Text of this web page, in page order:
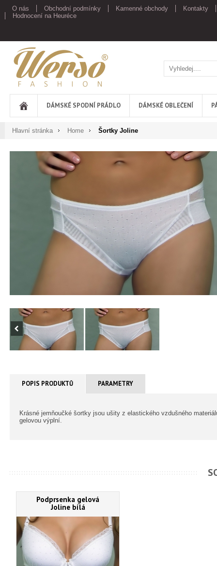
O nás Obchodní podmínky Kamenné obchody
Kontakty
Hodnocení na Heuréce
Werso
DÁMSKÉ SPODNÍ PRÁDLO DÁMSKÉ OBLEČENÍ
Hlavní stránka Home Šortky Joline
POPIS PRODUKTŮ PARAMETRY
Krásné jemňoučké šortky jsou ušity z elastického vzdušného
gelovou výplní.
Podprsenka gelová
Joline bílá